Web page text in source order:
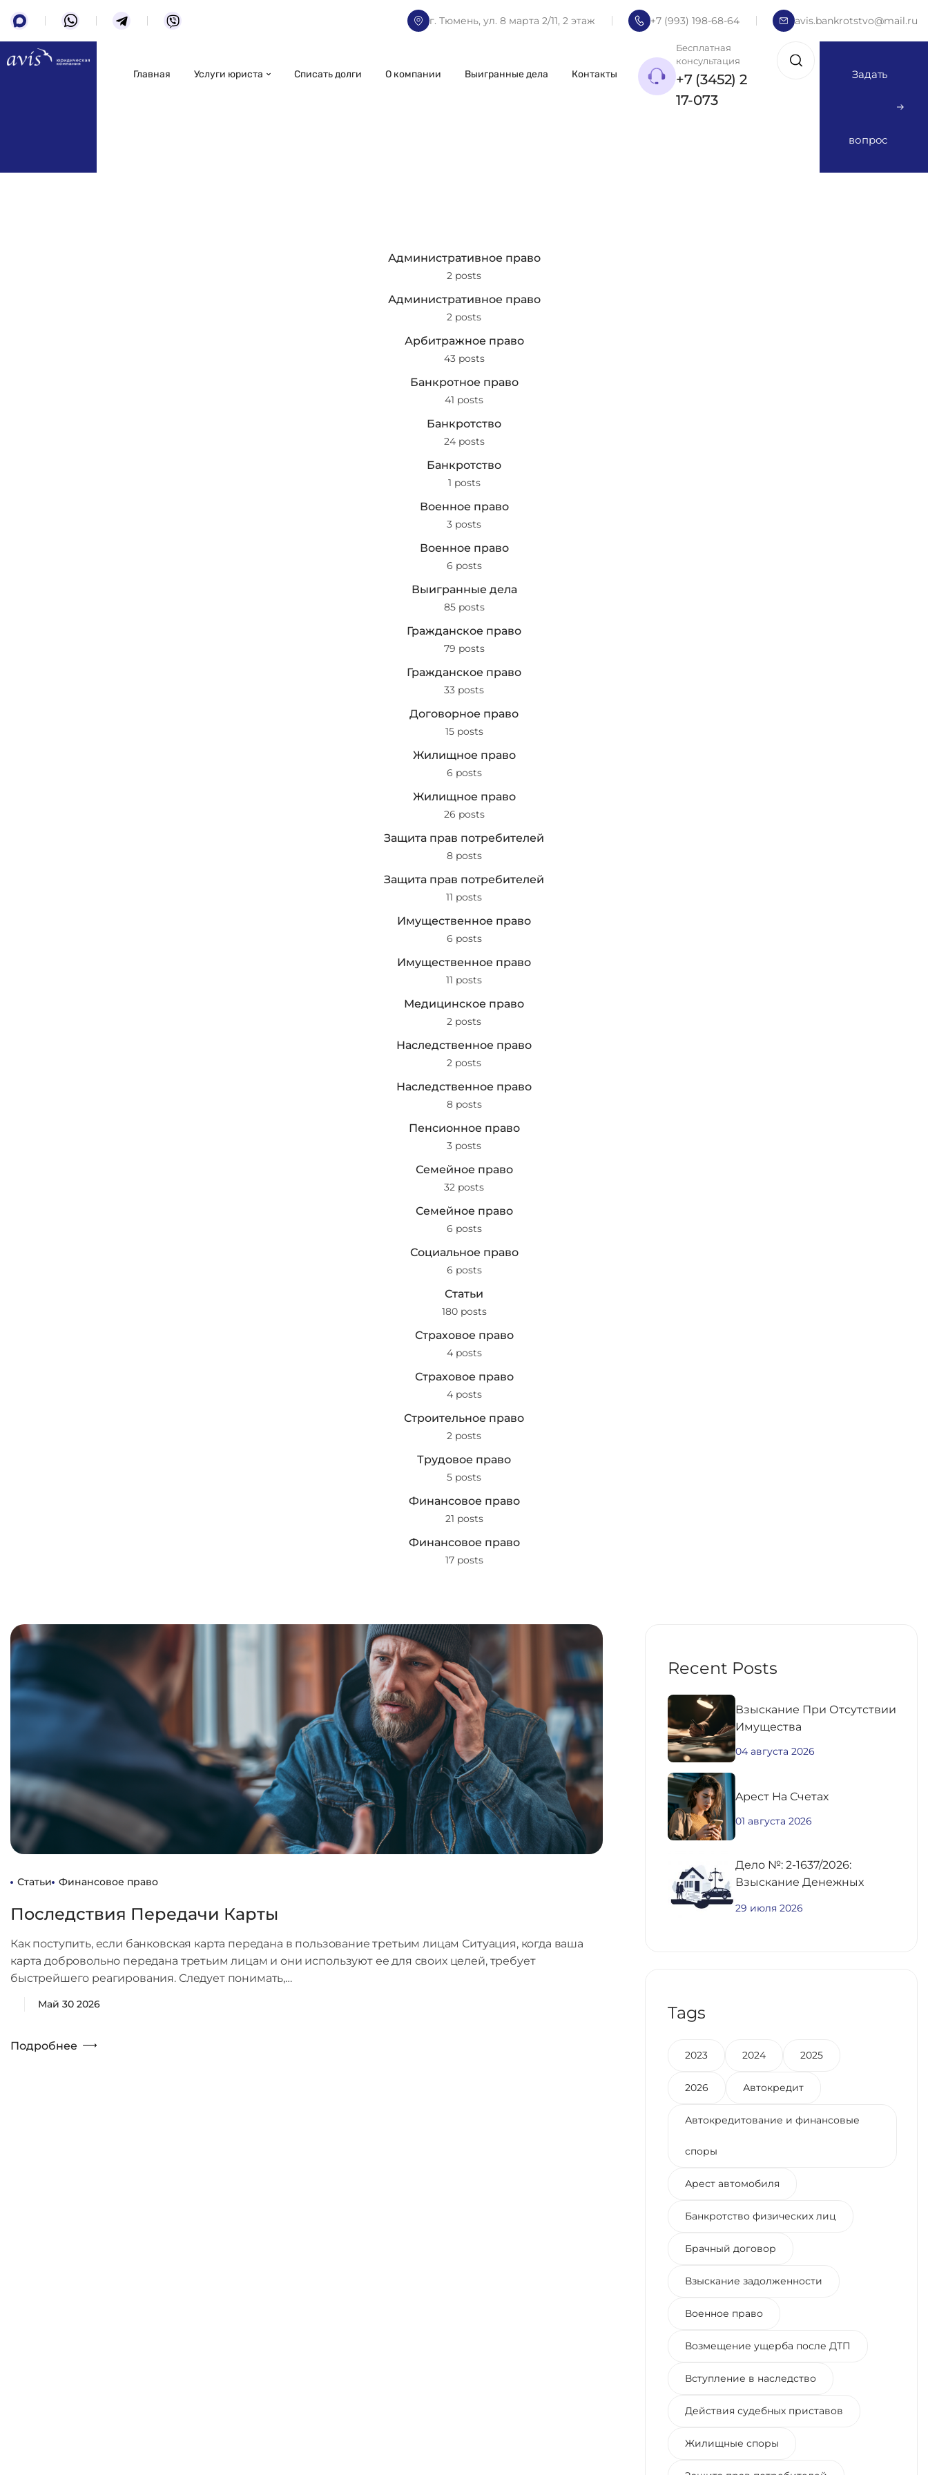
г. Тюмень, ул. 8 марта 2/11, 2 этаж +7 (993) 198-68-64 avis.bankrotstvo@mail.ru
Главная Услуги юриста Списать долги О компании Выигранные дела Контакты
Бесплатная
консультация
+7 (3452) 2
17-073
Задать
вопрос
Административное право
2 posts
Административное право
2 posts
Арбитражное право
43 posts
Банкротное право
41 posts
Банкротство
24 posts
Банкротство
1 posts
Военное право
3 posts
Военное право
6 posts
Выигранные дела
85 posts
Гражданское право
79 posts
Гражданское право
33 posts
Договорное право
15 posts
Жилищное право
6 posts
Жилищное право
26 posts
Защита прав потребителей
8 posts
Защита прав потребителей
11 posts
Имущественное право
6 posts
Имущественное право
11 posts
Медицинское право
2 posts
Наследственное право
2 posts
Наследственное право
8 posts
Пенсионное право
3 posts
Семейное право
32 posts
Семейное право
6 posts
Социальное право
6 posts
Статьи
180 posts
Страховое право
4 posts
Страховое право
4 posts
Строительное право
2 posts
Трудовое право
5 posts
Финансовое право
21 posts
Финансовое право
17 posts
Статьи Финансовое право
Последствия Передачи Карты
Как поступить, если банковская карта передана в пользование третьим лицам Ситуация, когда ваша
карта добровольно передана третьим лицам и они используют ее для своих целей, требует
быстрейшего реагирования. Следует понимать,…
Май 30 2026
Подробнее
Recent Posts
Взыскание При Отсутствии
Имущества
04 августа 2026
Aрест На Счетах
01 августа 2026
Дело №: 2-1637/2026:
Взыскание Денежных
29 июля 2026
Tags
2023 2024 2025
2026 Автокредит
Автокредитование и финансовые
споры
Арест автомобиля
Банкротство физических лиц
Брачный договор
Взыскание задолженности
Военное право
Возмещение ущерба после ДТП
Вступление в наследство
Действия судебных приставов
Жилищные споры